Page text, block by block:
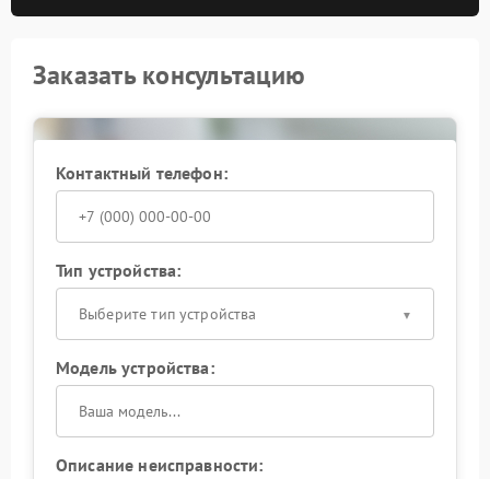
Заказать консультацию
Контактный телефон:
Тип устройства:
Выберите тип устройства
Модель устройства:
Описание неисправности: